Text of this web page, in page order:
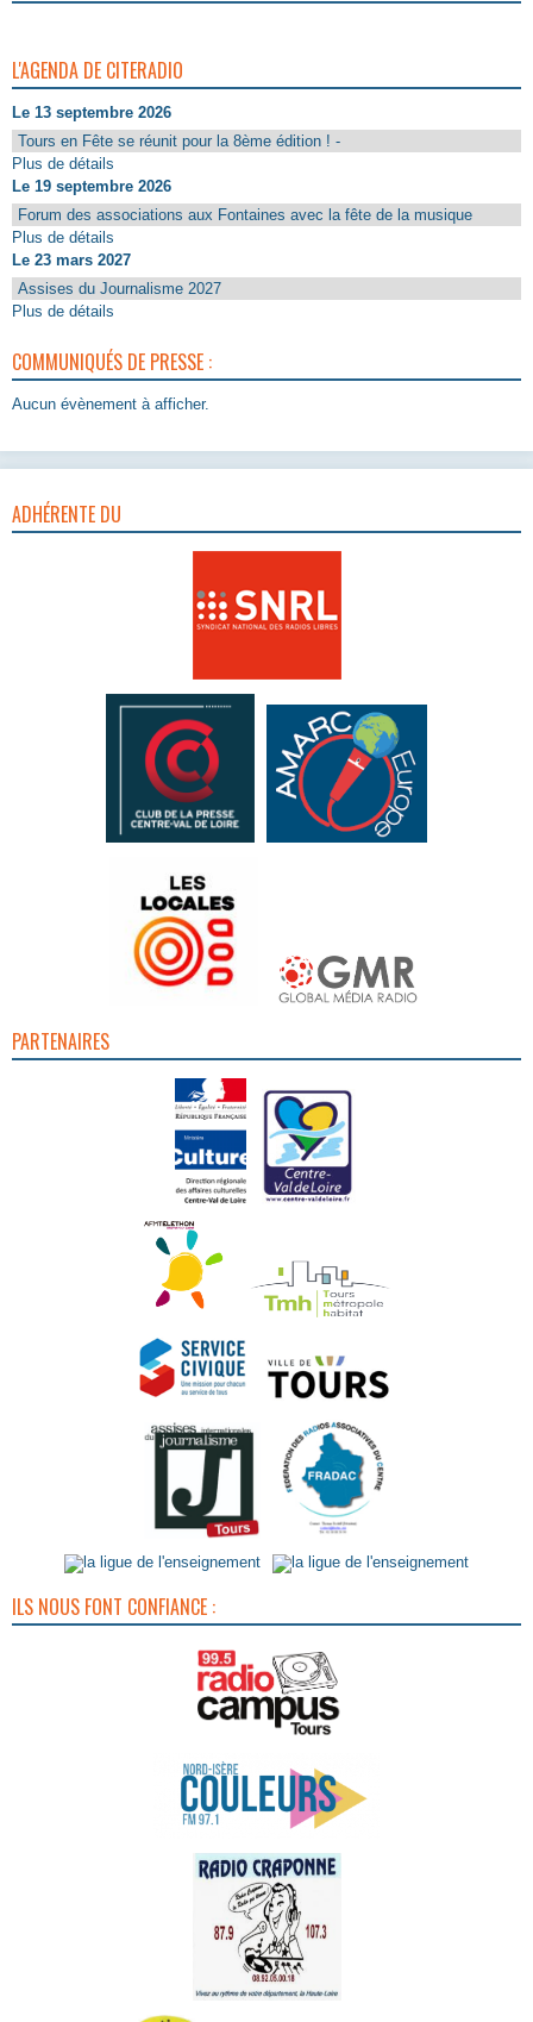
L'AGENDA DE CITERADIO
Le 13 septembre 2026
Tours en Fête se réunit pour la 8ème édition ! -
Plus de détails
Le 19 septembre 2026
Forum des associations aux Fontaines avec la fête de la musique
Plus de détails
Le 23 mars 2027
Assises du Journalisme 2027
Plus de détails
COMMUNIQUÉS DE PRESSE :
Aucun évènement à afficher.
ADHÉRENTE DU
PARTENAIRES
ILS NOUS FONT CONFIANCE :